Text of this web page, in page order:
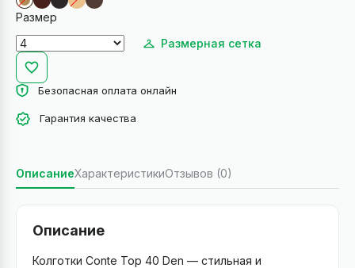
Размер
Размерная сетка
Безопасная оплата онлайн
Гарантия качества
ОписаниеХарактеристикиОтзывов (0)
Описание
Колготки Conte Top 40 Den — стильная и